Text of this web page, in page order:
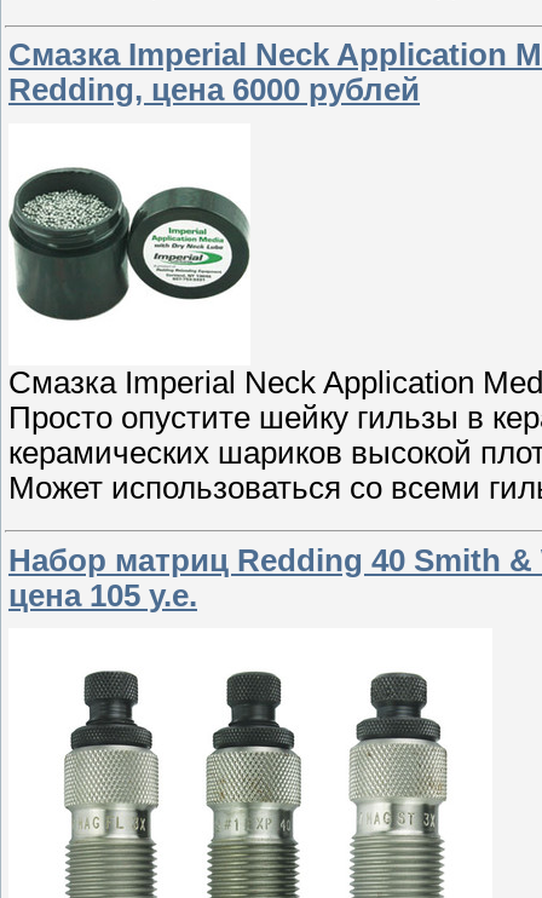
Смазка Imperial Neck Application
Redding, цена 6000 рублей
Смазка Imperial Neck Application
Просто опустите шейку гильзы в
керамических шариков высокой
Может использоваться со всеми
Набор матриц Redding 40 Smith &
цена 105 у.е.